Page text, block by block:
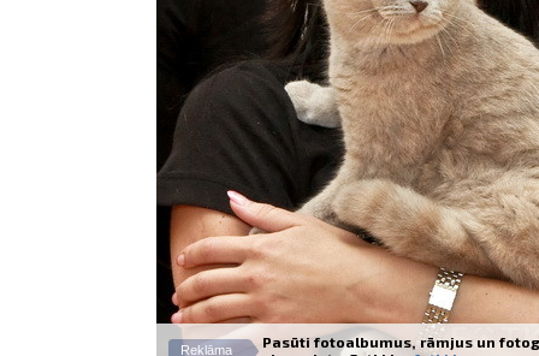
Reklāma
Pasūti fotoalbumus, rāmjus un